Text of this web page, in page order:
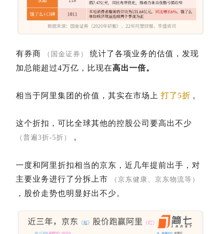
有券商 （国金证券）
统计了各项业务的估值，发现
加总能超过4万亿，比现在高出一倍。
相当于阿里集团的价值，其实在市场上 打了5折 。
这个折扣，可比全球其他的控股公司要高出不少
（普遍3折-5折） 。
一度和阿里折扣相当的京东，近几年提前出手，对
主要业务进行了分拆上市
（京东健康、京东物流等）
，股价走势也明显好出不少。